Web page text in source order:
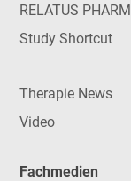
RELATUS PHARM
Study Shortcut
Therapie News
Video
Fachmedien